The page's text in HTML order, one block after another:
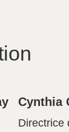
Cynthia
Directrice